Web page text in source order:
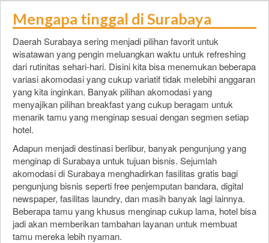
Mengapa tinggal di Surabaya
Daerah Surabaya sering menjadi pilihan favorit untuk
wisatawan yang pengin meluangkan waktu untuk refreshing
dari rutinitas sehari-hari. Disini kita bisa menemukan beberapa
variasi akomodasi yang cukup variatif tidak melebihi anggaran
yang kita inginkan. Banyak pilihan akomodasi yang
menyajikan pilihan breakfast yang cukup beragam untuk
menarik tamu yang menginap sesuai dengan segmen setiap
hotel.
Adapun menjadi destinasi berlibur, banyak pengunjung yang
menginap di Surabaya untuk tujuan bisnis. Sejumlah
akomodasi di Surabaya menghadirkan fasilitas gratis bagi
pengunjung bisnis seperti free penjemputan bandara, digital
newspaper, fasilitas laundry, dan masih banyak lagi lainnya.
Beberapa tamu yang khusus menginap cukup lama, hotel bisa
jadi akan memberikan tambahan layanan untuk membuat
tamu mereka lebih nyaman.